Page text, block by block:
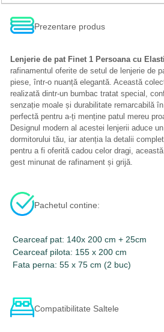
Prezentare produs
Lenjerie de pat Finet 1 Persoana cu
rafinamentul oferite de setul de lenjerie de
piese, într-o nuanță elegantă. Această
realizată dintr-un bumbac tratat special,
senzație moale și durabilitate remarcabilă
perfectă pentru a-ți menține patul mereu
Designul modern al acestei lenjerii aduce
dormitorului tău, iar atenția la detalii
pentru a fi oferită cadou celor dragi,
gest minunat de rafinament și grijă.
Pachetul contine:
Cearceaf pat: 140x 200 cm + 25cm
Cearceaf pilota: 155 x 200 cm
Fata perna: 55 x 75 cm (2 buc)
Compatibilitate Saltele